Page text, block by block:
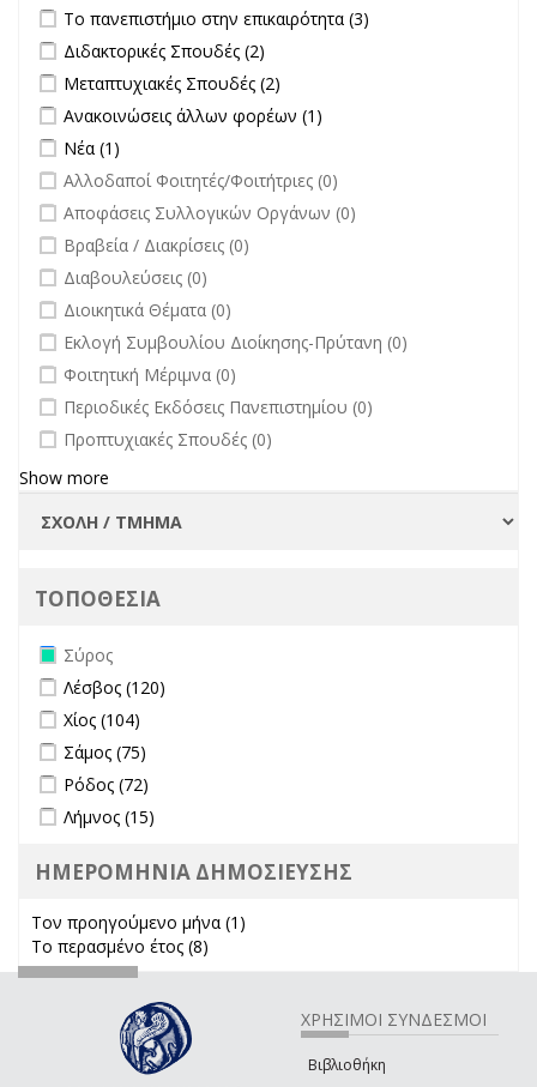
Apply Το πανεπιστήμιο στην επικαιρότητα filter
Το πανεπιστήμιο στην επικαιρότητα (3)
Apply Διδακτορικές Σπουδές filter
Διδακτορικές Σπουδές (2)
Apply Μεταπτυχιακές Σπουδές filter
Μεταπτυχιακές Σπουδές (2)
Apply Ανακοινώσεις άλλων φορέων filter
Ανακοινώσεις άλλων φορέων (1)
Apply Νέα filter
Νέα (1)
undefined
Αλλοδαποί Φοιτητές/Φοιτήτριες (0)
undefined
Αποφάσεις Συλλογικών Οργάνων (0)
undefined
Βραβεία / Διακρίσεις (0)
undefined
Διαβουλεύσεις (0)
undefined
Διοικητικά Θέματα (0)
undefined
Εκλογή Συμβουλίου Διοίκησης-Πρύτανη (0)
undefined
Φοιτητική Μέριμνα (0)
undefined
Περιοδικές Εκδόσεις Πανεπιστημίου (0)
undefined
Προπτυχιακές Σπουδές (0)
Show more
ΤΟΠΟΘΕΣΙΑ
Remove Σύρος filter
Σύρος
Apply Λέσβος filter
Λέσβος (120)
Apply Χίος filter
Χίος (104)
Apply Σάμος filter
Σάμος (75)
Apply Ρόδος filter
Ρόδος (72)
Apply Λήμνος filter
Λήμνος (15)
ΗΜΕΡΟΜΗΝΙΑ ΔΗΜΟΣΙΕΥΣΗΣ
Τον προηγούμενο μήνα (1)
Το περασμένο έτος (8)
ΧΡΗΣΙΜΟΙ ΣΥΝΔΕΣΜΟΙ
Βιβλιοθήκη